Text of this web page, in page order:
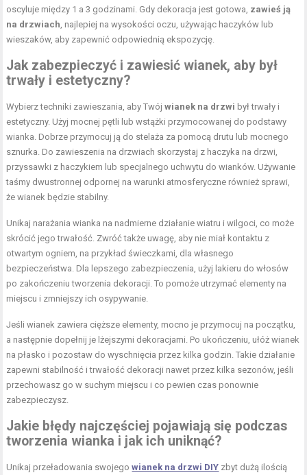
oscyluje między 1 a 3 godzinami. Gdy dekoracja jest gotowa, zawieś ją
na drzwiach , najlepiej na wysokości oczu, używając haczyków lub
wieszaków, aby zapewnić odpowiednią ekspozycję.
Jak zabezpieczyć i zawiesić wianek, aby był
trwały i estetyczny?
Wybierz techniki zawieszania, aby Twójwianek na drzwi był trwały i
estetyczny. Użyj mocnej pętli lub wstążki przymocowanej do podstawy
wianka. Dobrze przymocuj ją do stelaża za pomocą drutu lub mocnego
sznurka. Do zawieszenia na drzwiach skorzystaj z haczyka na drzwi,
przyssawki z haczykiem lub specjalnego uchwytu do wianków. Używanie
taśmy dwustronnej odpornej na warunki atmosferyczne również sprawi,
że wianek będzie stabilny.
Unikaj narażania wianka na nadmierne działanie wiatru i wilgoci, co może
skrócić jego trwałość. Zwróć także uwagę, aby nie miał kontaktu z
otwartym ogniem, na przykład świeczkami, dla własnego
bezpieczeństwa. Dla lepszego zabezpieczenia, użyj lakieru do włosów
po zakończeniu tworzenia dekoracji. To pomoże utrzymać elementy na
miejscu i zmniejszy ich osypywanie.
Jeśli wianek zawiera cięższe elementy, mocno je przymocuj na początku,
a następnie dopełnij je lżejszymi dekoracjami. Po ukończeniu, ułóż wianek
na płasko i pozostaw do wyschnięcia przez kilka godzin. Takie działanie
zapewni stabilność i trwałość dekoracji nawet przez kilka sezonów, jeśli
przechowasz go w suchym miejscu i co pewien czas ponownie
zabezpieczysz.
Jakie błędy najczęściej pojawiają się podczas
tworzenia wianka i jak ich uniknąć?
Unikaj przeładowania swojegowianek na drzwi DIY zbyt dużą ilością